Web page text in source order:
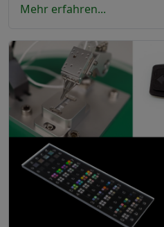
Mehr erfahren...